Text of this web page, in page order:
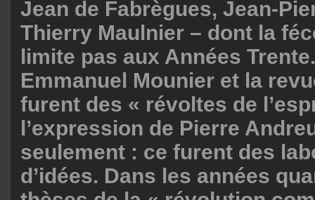
Jean de Fabrègues, Jean-
Thierry Maulnier – dont la
limite pas aux Années
Emmanuel Mounier et la
furent des « révoltes de
l’expression de Pierre
seulement : ce furent des
d’idées. Dans les années